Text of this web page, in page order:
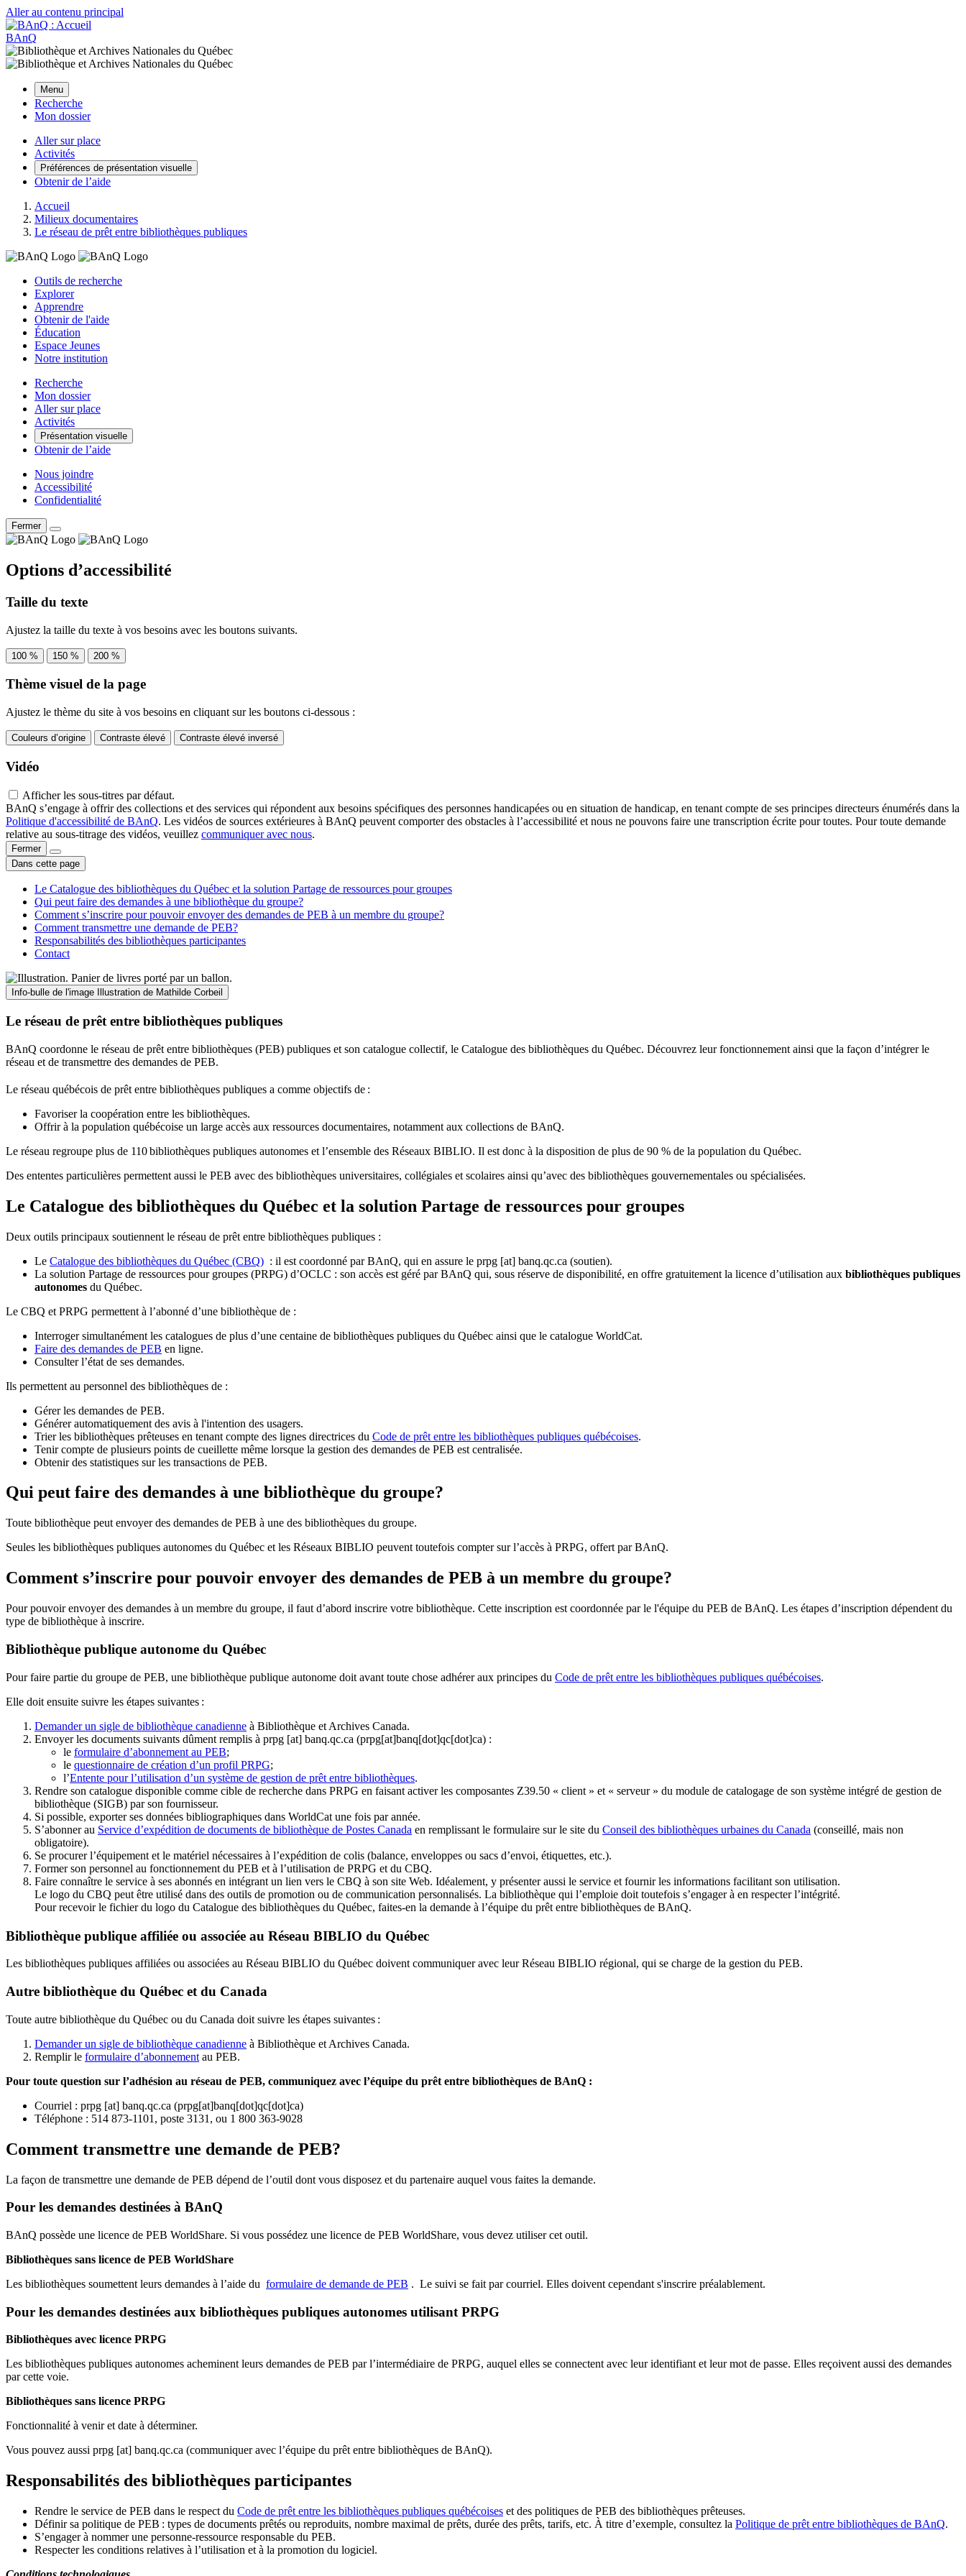
Aller au contenu principal
BAnQ
Menu
Recherche
Mon dossier
Aller sur place
Activités
Préférences de présentation visuelle
Obtenir de l’aide
Accueil
Milieux documentaires
Le réseau de prêt entre bibliothèques publiques
Outils de recherche
Explorer
Apprendre
Obtenir de l'aide
Éducation
Espace Jeunes
Notre institution
Recherche
Mon dossier
Aller sur place
Activités
Présentation visuelle
Obtenir de l’aide
Nous joindre
Accessibilité
Confidentialité
Fermer
Options d’accessibilité
Taille du texte
Ajustez la taille du texte à vos besoins avec les boutons suivants.
100 % 150 % 200 %
Thème visuel de la page
Ajustez le thème du site à vos besoins en cliquant sur les boutons ci-dessous :
Couleurs d’origine Contraste élevé Contraste élevé inversé
Vidéo
Afficher les sous-titres par défaut.
BAnQ s’engage à offrir des collections et des services qui répondent aux besoins spécifiques des personnes handicapées ou en situation de handicap, en tenant compte de ses principes directeurs énumérés dans la
Politique d'accessibilité de BAnQ. Les vidéos de sources extérieures à BAnQ peuvent comporter des obstacles à l’accessibilité et nous ne pouvons faire une transcription écrite pour toutes. Pour toute demande
relative au sous-titrage des vidéos, veuillez communiquer avec nous.
Fermer
Dans cette page
Le Catalogue des bibliothèques du Québec et la solution Partage de ressources pour groupes
Qui peut faire des demandes à une bibliothèque du groupe?
Comment s’inscrire pour pouvoir envoyer des demandes de PEB à un membre du groupe?
Comment transmettre une demande de PEB?
Responsabilités des bibliothèques participantes
Contact
Info-bulle de l'image Illustration de Mathilde Corbeil
Le réseau de prêt entre bibliothèques publiques
BAnQ coordonne le réseau de prêt entre bibliothèques (PEB) publiques et son catalogue collectif, le Catalogue des bibliothèques du Québec. Découvrez leur fonctionnement ainsi que la façon d’intégrer le
réseau et de transmettre des demandes de PEB.
Le réseau québécois de prêt entre bibliothèques publiques a comme objectifs de :
Favoriser la coopération entre les bibliothèques.
Offrir à la population québécoise un large accès aux ressources documentaires, notamment aux collections de BAnQ.
Le réseau regroupe plus de 110bibliothèques publiques autonomes et l’ensemble des Réseaux BIBLIO. Il est donc à la disposition de plus de 90 % de la population du Québec.
Des ententes particulières permettent aussi le PEB avec des bibliothèques universitaires, collégiales et scolaires ainsi qu’avec des bibliothèques gouvernementales ou spécialisées.
Le Catalogue des bibliothèques du Québec et la solution Partage de ressources pour groupes
Deux outils principaux soutiennent le réseau de prêt entre bibliothèques publiques :
Le Catalogue des bibliothèques du Québec (CBQ) : il est coordonné par BAnQ, qui en assure le prpg [at] banq.qc.ca (soutien).
La solution Partage de ressources pour groupes (PRPG) d’OCLC : son accès est géré par BAnQ qui, sous réserve de disponibilité, en offre gratuitement la licence d’utilisation aux bibliothèques publiques
autonomes du Québec.
Le CBQ et PRPG permettent à l’abonné d’une bibliothèque de :
Interroger simultanément les catalogues de plus d’une centaine de bibliothèques publiques du Québec ainsi que le catalogue WorldCat.
Faire des demandes de PEB en ligne.
Consulter l’état de ses demandes.
Ils permettent au personnel des bibliothèques de :
Gérer les demandes de PEB.
Générer automatiquement des avis à l'intention des usagers.
Trier les bibliothèques prêteuses en tenant compte des lignes directrices du Code de prêt entre les bibliothèques publiques québécoises.
Tenir compte de plusieurs points de cueillette même lorsque la gestion des demandes de PEB est centralisée.
Obtenir des statistiques sur les transactions de PEB.
Qui peut faire des demandes à une bibliothèque du groupe?
Toute bibliothèque peut envoyer des demandes de PEB à une des bibliothèques du groupe.
Seules les bibliothèques publiques autonomes du Québec et les Réseaux BIBLIO peuvent toutefois compter sur l’accès à PRPG, offert par BAnQ.
Comment s’inscrire pour pouvoir envoyer des demandes de PEB à un membre du groupe?
Pour pouvoir envoyer des demandes à un membre du groupe, il faut d’abord inscrire votre bibliothèque. Cette inscription est coordonnée par le l'équipe du PEB de BAnQ. Les étapes d’inscription dépendent du
type de bibliothèque à inscrire.
Bibliothèque publique autonome du Québec
Pour faire partie du groupe de PEB, une bibliothèque publique autonome doit avant toute chose adhérer aux principes du Code de prêt entre les bibliothèques publiques québécoises.
Elle doit ensuite suivre les étapes suivantes :
Demander un sigle de bibliothèque canadienne à Bibliothèque et Archives Canada.
Envoyer les documents suivants dûment remplis à prpg [at] banq.qc.ca (prpg[at]banq[dot]qc[dot]ca) :
le formulaire d’abonnement au PEB;
le questionnaire de création d’un profil PRPG;
l’Entente pour l’utilisation d’un système de gestion de prêt entre bibliothèques.
Rendre son catalogue disponible comme cible de recherche dans PRPG en faisant activer les composantes Z39.50 « client » et « serveur » du module de catalogage de son système intégré de gestion de
bibliothèque (SIGB) par son fournisseur.
Si possible, exporter ses données bibliographiques dans WorldCat une fois par année.
S’abonner au Service d’expédition de documents de bibliothèque de Postes Canada en remplissant le formulaire sur le site du Conseil des bibliothèques urbaines du Canada (conseillé, mais non
obligatoire).
Se procurer l’équipement et le matériel nécessaires à l’expédition de colis (balance, enveloppes ou sacs d’envoi, étiquettes, etc.).
Former son personnel au fonctionnement du PEB et à l’utilisation de PRPG et du CBQ.
Faire connaître le service à ses abonnés en intégrant un lien vers le CBQ à son site Web. Idéalement, y présenter aussi le service et fournir les informations facilitant son utilisation.
Le logo du CBQ peut être utilisé dans des outils de promotion ou de communication personnalisés. La bibliothèque qui l’emploie doit toutefois s’engager à en respecter l’intégrité.
Pour recevoir le fichier du logo du Catalogue des bibliothèques du Québec, faites-en la demande à l’équipe du prêt entre bibliothèques de BAnQ.
Bibliothèque publique affiliée ou associée au Réseau BIBLIO du Québec
Les bibliothèques publiques affiliées ou associées au Réseau BIBLIO du Québec doivent communiquer avec leur Réseau BIBLIO régional, qui se charge de la gestion du PEB.
Autre bibliothèque du Québec et du Canada
Toute autre bibliothèque du Québec ou du Canada doit suivre les étapes suivantes :
Demander un sigle de bibliothèque canadienne à Bibliothèque et Archives Canada.
Remplir le formulaire d’abonnement au PEB.
Pour toute question sur l’adhésion au réseau de PEB, communiquez avec l’équipe du prêt entre bibliothèques de BAnQ :
Courriel : prpg [at] banq.qc.ca (prpg[at]banq[dot]qc[dot]ca)
Téléphone : 514 873-1101, poste 3131, ou 1 800 363-9028
Comment transmettre une demande de PEB?
La façon de transmettre une demande de PEB dépend de l’outil dont vous disposez et du partenaire auquel vous faites la demande.
Pour les demandes destinées à BAnQ
BAnQ possède une licence de PEB WorldShare. Si vous possédez une licence de PEB WorldShare, vous devez utiliser cet outil.
Bibliothèques sans licence de PEB WorldShare
Les bibliothèques soumettent leurs demandes à l’aide du formulaire de demande de PEB . Le suivi se fait par courriel. Elles doivent cependant s'inscrire préalablement.
Pour les demandes destinées aux bibliothèques publiques autonomes utilisant PRPG
Bibliothèques avec licence PRPG
Les bibliothèques publiques autonomes acheminent leurs demandes de PEB par l’intermédiaire de PRPG, auquel elles se connectent avec leur identifiant et leur mot de passe. Elles reçoivent aussi des demandes
par cette voie.
Bibliothèques sans licence PRPG
Fonctionnalité à venir et date à déterminer.
Vous pouvez aussi prpg [at] banq.qc.ca (communiquer avec l’équipe du prêt entre bibliothèques de BAnQ).
Responsabilités des bibliothèques participantes
Rendre le service de PEB dans le respect du Code de prêt entre les bibliothèques publiques québécoises et des politiques de PEB des bibliothèques prêteuses.
Définir sa politique de PEB : types de documents prêtés ou reproduits, nombre maximal de prêts, durée des prêts, tarifs, etc. À titre d’exemple, consultez la Politique de prêt entre bibliothèques de BAnQ.
S’engager à nommer une personne-ressource responsable du PEB.
Respecter les conditions relatives à l’utilisation et à la promotion du logiciel.